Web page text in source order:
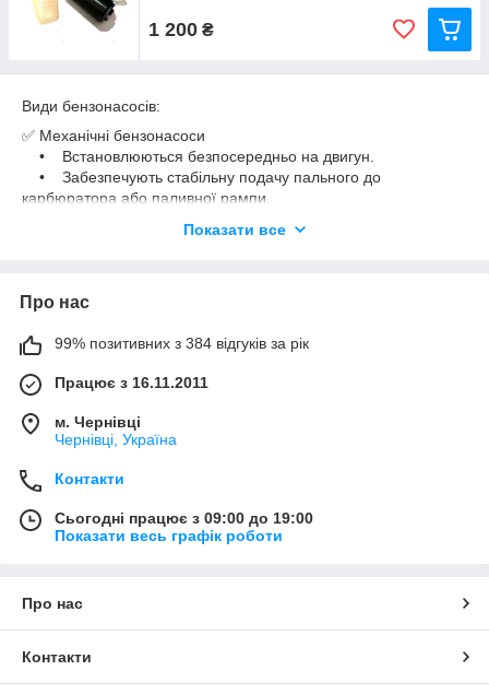
1 200 ₴
Види бензонасосів:
✅ Механічні бензонасоси
• Встановлюються безпосередньо на двигун.
• Забезпечують стабільну подачу пального до
карбюратора або паливної рампи.
• Використовуються у двигунах із системою
• Підтримують стабільний тиск пального для правильної
роботи форсунок.
✔ Робочий тиск: 3–3,5 бари
✔ Тип встановлення: погружний (у паливний бак)
✔ Комплектація:
• Сітка-фільтр (паливний фільтр) – захищає насос від
забруднень
• Роз’єм для підключення – спрощує монтаж
✅ Висока якість і довговічність
✅ Повна сумісність з Mazda 626
✅ Швидка та зручна установка
✅ Доставка по всій Україні
Замовляйте бензонасос для Mazda 626 у нас! Гарантуємо
Показати все
Про нас
99% позитивних з 384 відгуків за рік
Працює з 16.11.2011
м. Чернівці
Чернівці, Україна
Контакти
Сьогодні працює з 09:00 до 19:00
Показати весь графік роботи
Про нас
Контакти